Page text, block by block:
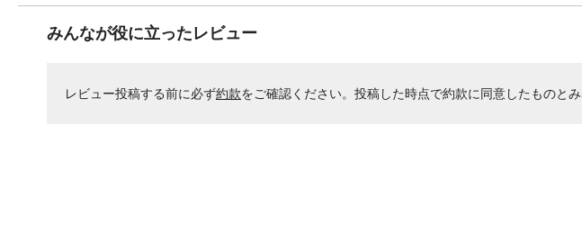
みんなが役に立ったレビュー
レビュー投稿する前に必ず約款をご確認ください。投稿した時点で約款に同意したものとみ